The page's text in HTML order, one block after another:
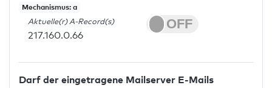
Mechanismus: a
Aktuelle(r) A-Record(s)
217.160.0.66
Darf der eingetragene Mailserver E-Mails